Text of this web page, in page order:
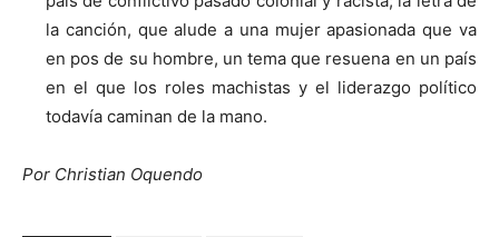
la canción, que alude a una mujer apasionada que va
en pos de su hombre, un tema que resuena en un país
en el que los roles machistas y el liderazgo político
todavía caminan de la mano.
Por Christian Oquendo